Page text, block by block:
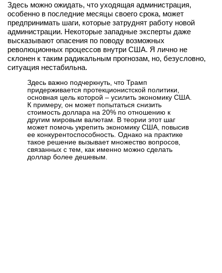
вконтакте
телеграм
Стать автором
Вход
Здесь можно ожидать, что уходящая администрация,
особенно в последние месяцы своего срока, может
предпринимать шаги, которые затруднят работу новой
администрации. Некоторые западные эксперты даже
высказывают опасения по поводу возможных
революционных процессов внутри США. Я лично не
склонен к таким радикальным прогнозам, но, безусловно,
ситуация нестабильна.
Здесь важно подчеркнуть, что Трамп
придерживается протекционистской политики,
основная цель которой – усилить экономику США.
К примеру, он может попытаться снизить
стоимость доллара на 20% по отношению к
другим мировым валютам. В теории этот шаг
может помочь укрепить экономику США, повысив
ее конкурентоспособность. Однако на практике
такое решение вызывает множество вопросов,
связанных с тем, как именно можно сделать
доллар более дешевым.